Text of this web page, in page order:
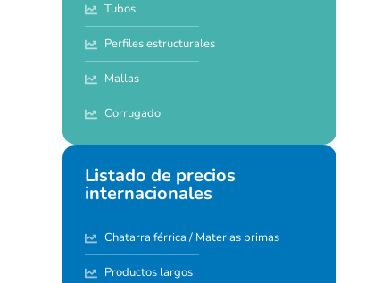
Tubos
Perfiles estructurales
Mallas
Corrugado
Listado de precios
internacionales
Chatarra férrica / Materias primas
Productos largos